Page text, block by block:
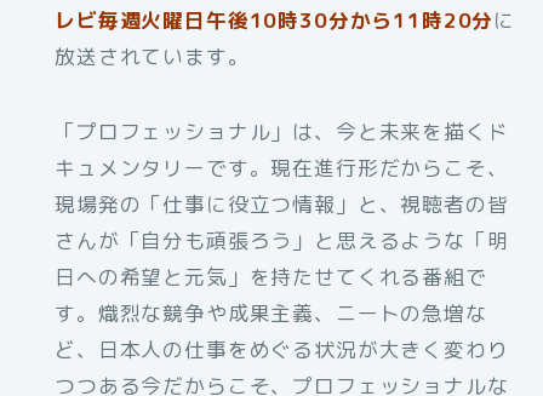
レビ毎週火曜日午後10時30分から11時20分に
放送されています。
「プロフェッショナル」は、今と未来を描くド
キュメンタリーです。現在進行形だからこそ、
現場発の「仕事に役立つ情報」と、視聴者の皆
さんが「自分も頑張ろう」と思えるような「明
日への希望と元気」を持たせてくれる番組で
す。熾烈な競争や成果主義、ニートの急増な
ど、日本人の仕事をめぐる状況が大きく変わり
つつある今だからこそ、プロフェッショナルな